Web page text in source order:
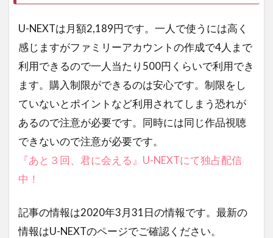
U-NEXTは月額2,189円です。一人で使うには高く
感じますがファミリーアカウントの作成で4人まで
利用できるので一人当たり500円くらいで利用でき
ます。購入制限ができるのは安心です。制限をし
ていないとポイントなど利用されてしまう恐れが
あるので注意が必要です。同時には同じ作品視聴
できないので注意が必要です。
『あと３回、君に会える』U-NEXTにて独占配信
中！
記事の情報は2020年3月31日の情報です。最新の
情報はU-NEXTのページでご確認ください。